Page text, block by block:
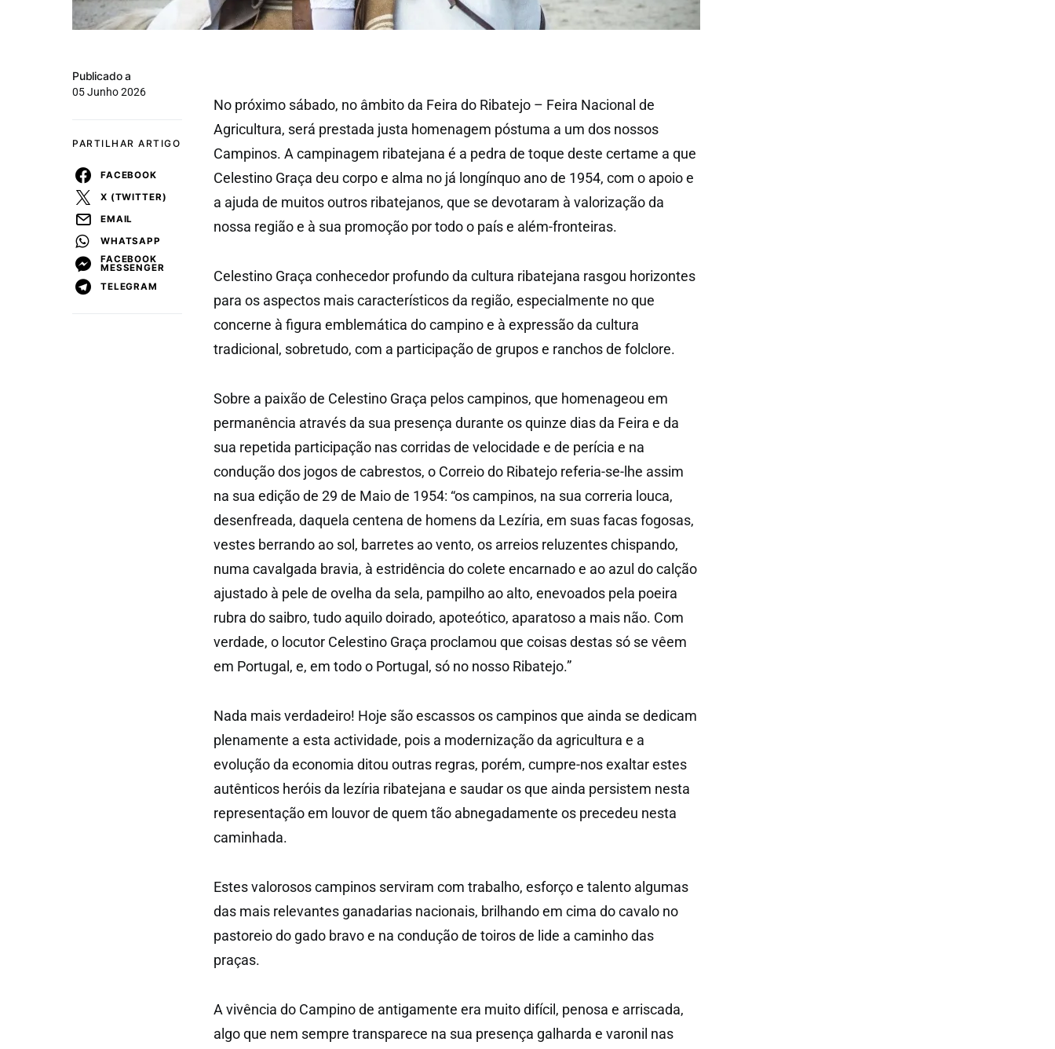
Publicado a
05 Junho 2026
PARTILHAR ARTIGO
FACEBOOK
X (TWITTER)
EMAIL
WHATSAPP
FACEBOOK
MESSENGER
TELEGRAM
No próximo sábado, no âmbito da Feira do Ribatejo – Feira Nacional de
Agricultura, será prestada justa homenagem póstuma a um dos nossos
Campinos. A campinagem ribatejana é a pedra de toque deste certame a que
Celestino Graça deu corpo e alma no já longínquo ano de 1954, com o apoio e
a ajuda de muitos outros ribatejanos, que se devotaram à valorização da
nossa região e à sua promoção por todo o país e além-fronteiras.
Celestino Graça conhecedor profundo da cultura ribatejana rasgou horizontes
para os aspectos mais característicos da região, especialmente no que
concerne à figura emblemática do campino e à expressão da cultura
tradicional, sobretudo, com a participação de grupos e ranchos de folclore.
Sobre a paixão de Celestino Graça pelos campinos, que homenageou em
permanência através da sua presença durante os quinze dias da Feira e da
sua repetida participação nas corridas de velocidade e de perícia e na
condução dos jogos de cabrestos, o Correio do Ribatejo referia-se-lhe assim
na sua edição de 29 de Maio de 1954: “os campinos, na sua correria louca,
desenfreada, daquela centena de homens da Lezíria, em suas facas fogosas,
vestes berrando ao sol, barretes ao vento, os arreios reluzentes chispando,
numa cavalgada bravia, à estridência do colete encarnado e ao azul do calção
ajustado à pele de ovelha da sela, pampilho ao alto, enevoados pela poeira
rubra do saibro, tudo aquilo doirado, apoteótico, aparatoso a mais não. Com
verdade, o locutor Celestino Graça proclamou que coisas destas só se vêem
em Portugal, e, em todo o Portugal, só no nosso Ribatejo.”
Nada mais verdadeiro! Hoje são escassos os campinos que ainda se dedicam
plenamente a esta actividade, pois a modernização da agricultura e a
evolução da economia ditou outras regras, porém, cumpre-nos exaltar estes
autênticos heróis da lezíria ribatejana e saudar os que ainda persistem nesta
representação em louvor de quem tão abnegadamente os precedeu nesta
caminhada.
Estes valorosos campinos serviram com trabalho, esforço e talento algumas
das mais relevantes ganadarias nacionais, brilhando em cima do cavalo no
pastoreio do gado bravo e na condução de toiros de lide a caminho das
praças.
A vivência do Campino de antigamente era muito difícil, penosa e arriscada,
algo que nem sempre transparece na sua presença galharda e varonil nas